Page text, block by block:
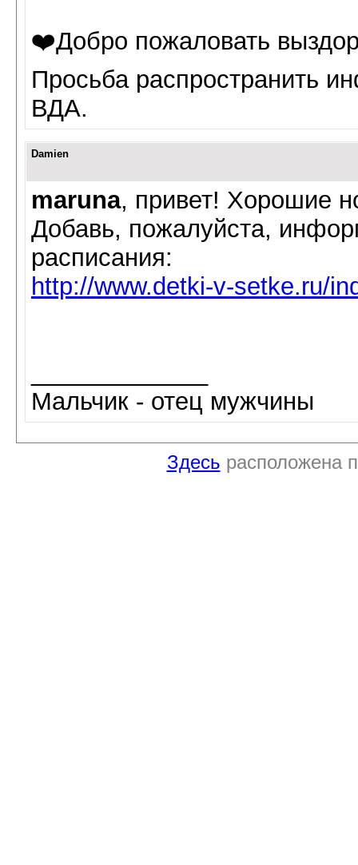
❤️Добро пожаловать
Просьба распространить
ВДА.
Damien
maruna, привет! Хорошие
Добавь, пожалуйста,
расписания:
http://www.detki-v-setke.ru/
Мальчик - отец мужчины
Здесь расположена